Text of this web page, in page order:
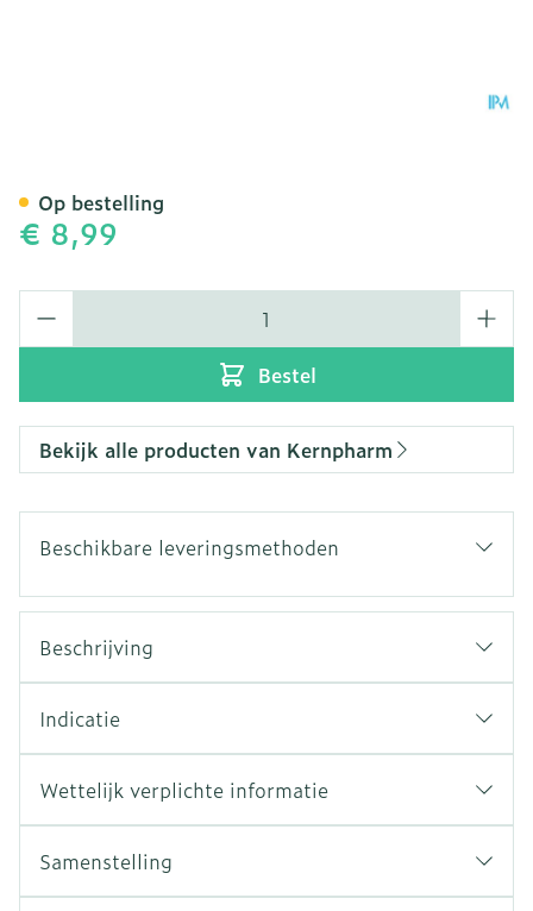
€ 8,99
Bestel
Op bestelling
Bekijk alle producten van Kernpharm
Beschikbare leveringsmethoden
Beschrijving
Indicatie
Wettelijk verplichte informatie
Samenstelling